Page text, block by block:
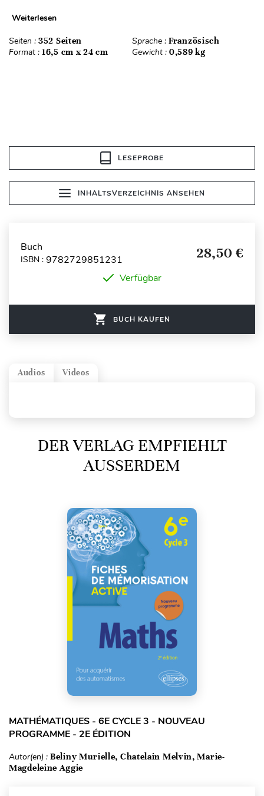
Weiterlesen
Seiten : 352 Seiten Sprache : Französisch
Format : 16,5 cm x 24 cm Gewicht : 0,589 kg
LESEPROBE
INHALTSVERZEICHNIS ANSEHEN
Buch
ISBN : 9782729851231 28,50 €
Verfügbar
BUCH KAUFEN
Videos
Audios
DER VERLAG EMPFIEHLT
AUSSERDEM
MATHÉMATIQUES - 6E CYCLE 3 - NOUVEAU
PROGRAMME - 2E ÉDITION
Autor(en) : Beliny Murielle, Chatelain Melvin, Marie-
Magdeleine Aggie